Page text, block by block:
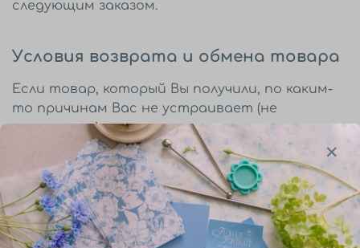
следующим заказом.
Условия возврата и обмена товара
Если товар, который Вы получили, по каким-
то причинам Вас не устраивает (не
понравился) — вы имеете право вернуть его в
течение 7 дней в соответствии с Правилами
продажи товаров дистанционным способом.
(Постановление Правительства России от
27.09.2007 г. N 612).
ПОРЯДОК ВОЗВРАТА: